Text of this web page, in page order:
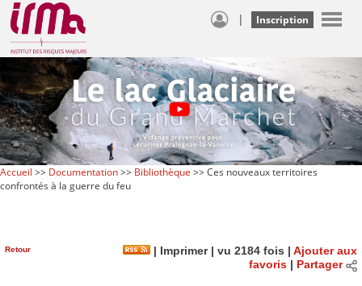
| Inscription
Accueil >> Documentation>> Bibliothèque >> Ces nouveaux territoires
confrontés à la guerre du feu
Retour | Imprimer| vu 2184 fois | Ajouter aux
favoris| Partager